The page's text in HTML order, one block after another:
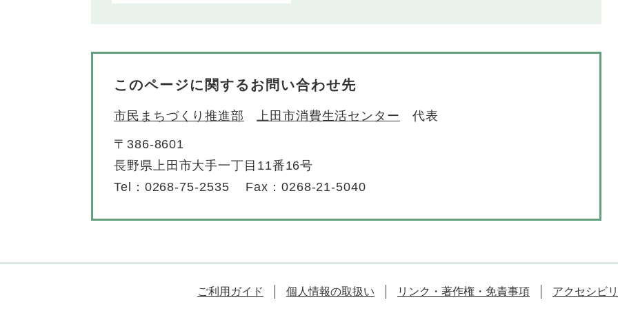
このページに関するお問い合わせ先
市民まちづくり推進部 上田市消費生活センター 代表
〒386-8601
長野県上田市大手一丁目11番16号
Tel：0268-75-2535
Fax：0268-21-5040
ご利用ガイド 個人情報の取扱い リンク・著作権・免責事項 アクセシビ